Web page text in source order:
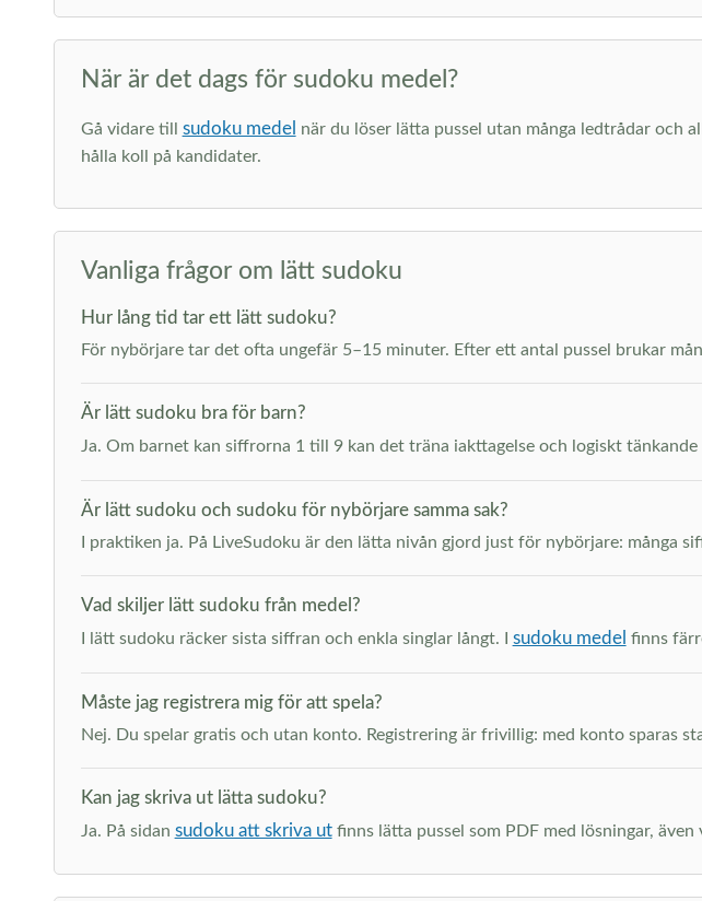
När är det dags för sudoku medel?
Gå vidare till sudoku medel när du löser lätta pussel utan många ledtrådar och
hålla koll på kandidater.
Vanliga frågor om lätt sudoku
Hur lång tid tar ett lätt sudoku?
För nybörjare tar det ofta ungefär 5–15 minuter. Efter ett antal pussel brukar
Är lätt sudoku bra för barn?
Ja. Om barnet kan siffrorna 1 till 9 kan det träna iakttagelse och logiskt
Är lätt sudoku och sudoku för nybörjare samma sak?
I praktiken ja. På LiveSudoku är den lätta nivån gjord just för nybörjare: många
Vad skiljer lätt sudoku från medel?
I lätt sudoku räcker sista siffran och enkla singlar långt. I sudoku medel finns
Måste jag registrera mig för att spela?
Nej. Du spelar gratis och utan konto. Registrering är frivillig: med konto sparas
Kan jag skriva ut lätta sudoku?
Ja. På sidan sudoku att skriva utfinns lätta pussel som PDF med lösningar,